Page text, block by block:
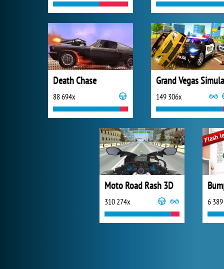
Death Chase
88 694x 149 306x
Moto Road Rash 3D
310 274x 6